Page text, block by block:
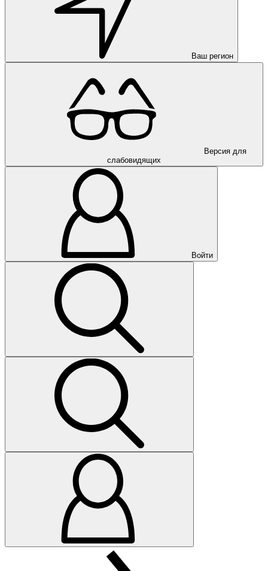
Ваш регион
Версия для
слабовидящих
Войти